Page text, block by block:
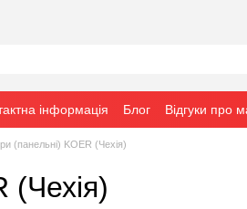
інформація Блог Відгуки про
(панельні) KOER (Чехія)
(Чехія)